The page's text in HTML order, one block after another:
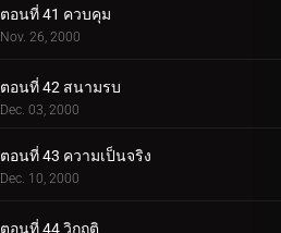
ตอนที่ 41 ควบคุม
Nov. 26, 2000
ตอนที่ 42 สนามรบ
Dec. 03, 2000
ตอนที่ 43 ความเป็นจริง
Dec. 10, 2000
ตอนที่ 44 วิกฤติ